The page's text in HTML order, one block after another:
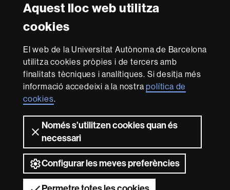
Aquest lloc web utilitza
cookies
El web de la Universitat Autònoma de Barcelona
utilitza cookies pròpies i de tercers amb
finalitats tècniques i analítiques. Si desitja més
informació accedeixi a la nostrapolítica de
cookies.
Només s’utilitzen cookies quan és
necessari
Configurar les meves preferències
Reconeixement internacional de l'excel·lència
in
Research
-
Euraxess
Amb el finançament de
Sobre
aquest
web
Avís legal
web Accessibilitat web Mapa del web UAB
2026 Universitat Autònoma de Barcelona